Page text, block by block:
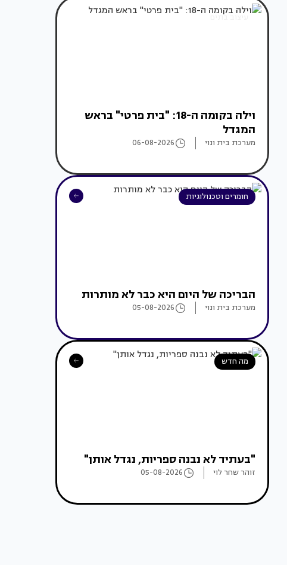
עיצוב בתים
וילה בקומה ה-18: "בית פרטי" בראש
המגדל
מערכת בית ונוי 06-08-2026
חומרים וטכנולוגיות
הבריכה של היום היא כבר לא מותרות
מערכת בית ונוי 05-08-2026
מה חדש
"בעתיד לא נבנה ספריות, נגדל אותן"
זוהר שחר לוי 05-08-2026